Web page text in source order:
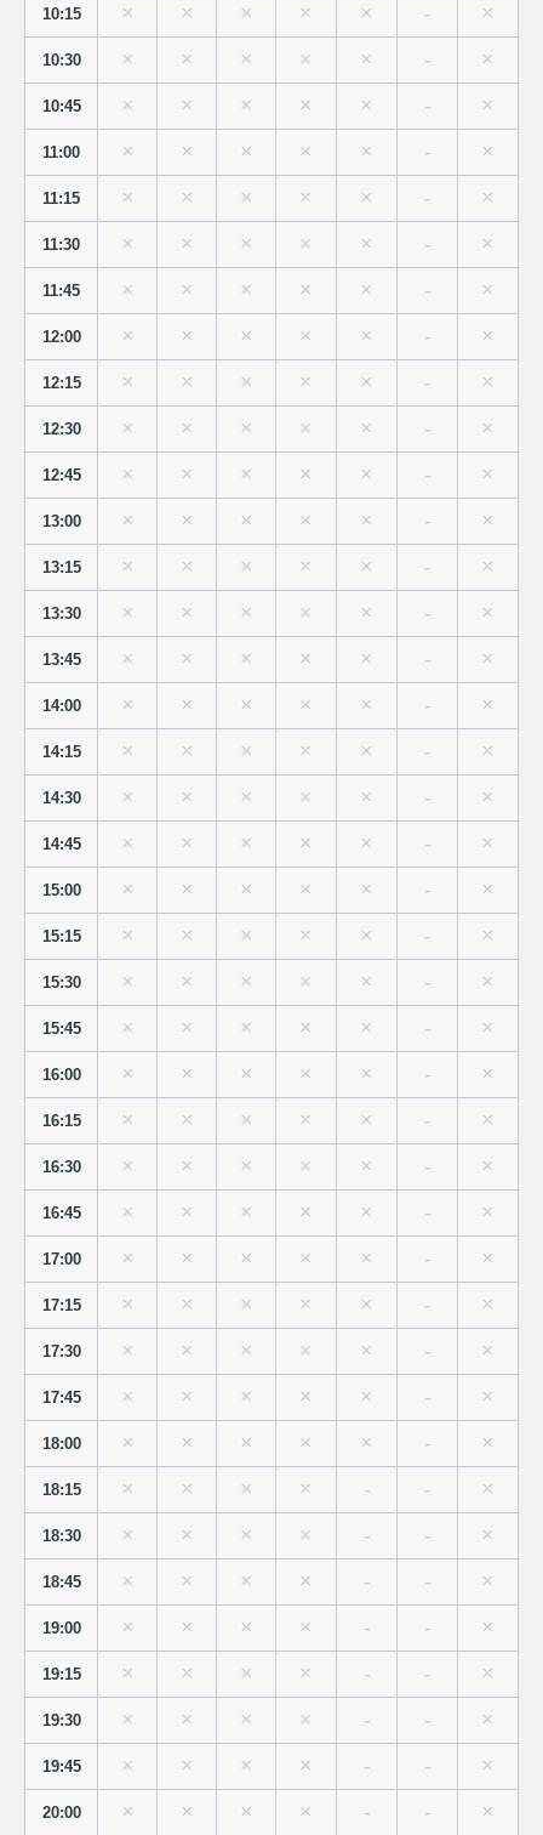
10:15 × × × × × - ×
10:30 × × × × × - ×
10:45 × × × × × - ×
11:00 × × × × × - ×
11:15 × × × × × - ×
11:30 × × × × × - ×
11:45 × × × × × - ×
12:00 × × × × × - ×
12:15 × × × × × - ×
12:30 × × × × × - ×
12:45 × × × × × - ×
13:00 × × × × × - ×
13:15 × × × × × - ×
13:30 × × × × × - ×
13:45 × × × × × - ×
14:00 × × × × × - ×
14:15 × × × × × - ×
14:30 × × × × × - ×
14:45 × × × × × - ×
15:00 × × × × × - ×
15:15 × × × × × - ×
15:30 × × × × × - ×
15:45 × × × × × - ×
16:00 × × × × × - ×
16:15 × × × × × - ×
16:30 × × × × × - ×
16:45 × × × × × - ×
17:00 × × × × × - ×
17:15 × × × × × - ×
17:30 × × × × × - ×
17:45 × × × × × - ×
18:00 × × × × × - ×
18:15 × × × × - - ×
18:30 × × × × - - ×
18:45 × × × × - - ×
19:00 × × × × - - ×
19:15 × × × × - - ×
19:30 × × × × - - ×
19:45 × × × × - - ×
20:00 × × × × - - ×